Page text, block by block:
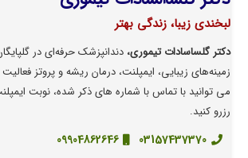
لبخندی زیبا، زندگی بهتر
دکتر گلساسادات تیموری، دندانپزشک حرفه‌ای در
زمینه‌های زیبایی، ایمپلنت، درمان ریشه و پروتز
می توانید با تماس با شماره های ذکر شده، نوبت
رزرو کنید.
03157437370
09904862646